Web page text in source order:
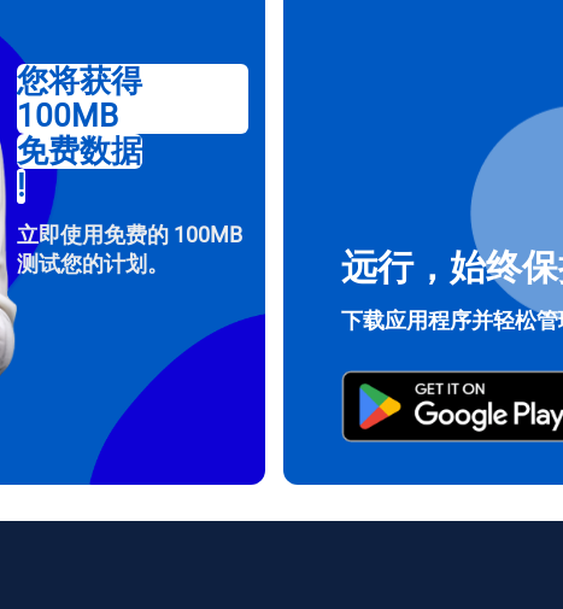
How do I get my eSim?
To get your eSIM, start by checking if your
Then, contact your mobile carrier to request an
provide you with a QR code or activation details
in your device settings. Once activated, you can
without needing a physical SIM card!
您将获得
100MB
免费数据
!
立即使用免费的 100MB
测试您的计划。
远行，始终保
下载应用程序并轻松管
登录或注册
电子邮件